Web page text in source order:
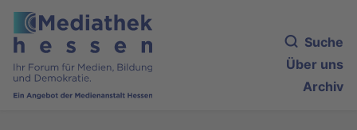
Suche
Über uns
Archiv